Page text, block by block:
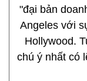
"đại bản
Angeles với
Hollywood.
chú ý nhất có